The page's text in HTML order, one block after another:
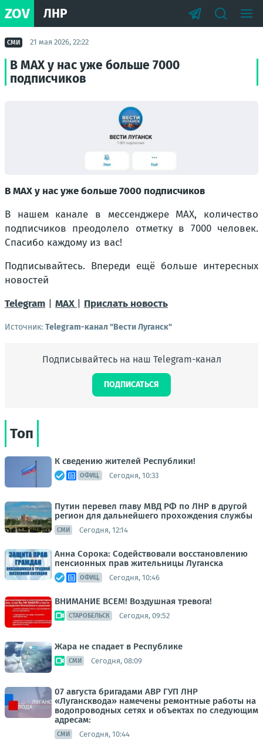
ZOV ЛНР
СМИ 21 мая 2026, 22:22
В МАХ у нас уже больше 7000
подписчиков
В МАХ у нас уже больше 7000 подписчиков
В нашем канале в мессенджере МАХ, количество
подписчиков преодолело отметку в 7000 человек.
Спасибо каждому из вас!
Подписывайтесь. Впереди ещё больше интересных
новостей
Telegram
MAX Прислать новость
Источник: Telegram-канал "Вести Луганск"
Подписывайтесь на наш Telegram-канал
ПОДПИСАТЬСЯ
Топ
К сведению жителей Республики!
ОФИЦ. Сегодня, 10:33
Путин перевел главу МВД РФ по ЛНР в другой
регион для дальнейшего прохождения службы
СМИ Сегодня, 12:14
Анна Сорока: Содействовали восстановлению
пенсионных прав жительницы Луганска
ОФИЦ. Сегодня, 10:46
ВНИМАНИЕ ВСЕМ! Воздушная тревога!
СТАРОБЕЛЬСК Сегодня, 09:52
Жара не спадает в Республике
СМИ Сегодня, 08:09
07 августа бригадами АВР ГУП ЛНР
«Лугансквода» намечены ремонтные работы на
водопроводных сетях и объектах по следующим
адресам:
СМИ Сегодня, 10:44